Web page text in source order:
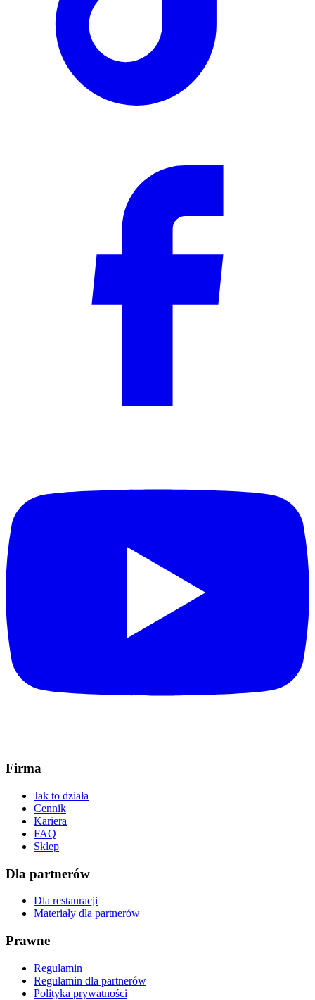
Firma
Jak to działa
Cennik
Kariera
FAQ
Sklep
Dla partnerów
Dla restauracji
Materiały dla partnerów
Prawne
Regulamin
Regulamin dla partnerów
Polityka prywatności